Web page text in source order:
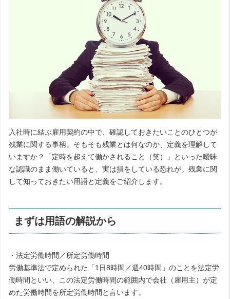
入社時に結ぶ雇用契約の中で、確認しておきたいことのひとつが
残業に関する事柄。そもそも残業とは何なのか、定義を理解して
いますか？「定時を超えて働かされること（笑）」といった曖昧
な認識のまま働いていると、実は損をしている恐れが。残業に関
して知っておきたい用語と定義をご紹介します。
まずは用語の解説から
・法定労働時間／所定労働時間
労働基準法で定められた「1日8時間／週40時間」のことを法定労
働時間といい、この法定労働時間の範囲内で会社（雇用主）が定
めた労働時間を所定労働時間と言います。